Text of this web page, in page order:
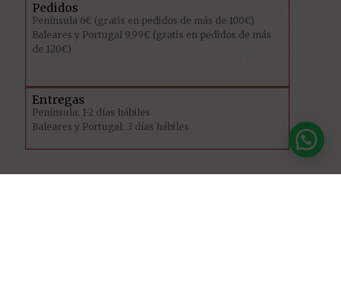
Pedidos
Península 6€ (gratis en pedidos de más de 100€)
Baleares y Portugal 9,99€ (gratis en pedidos de más
de 120€)
Entregas
Península: 1-2 días hábiles
Baleares y Portugal: 3 días hábiles